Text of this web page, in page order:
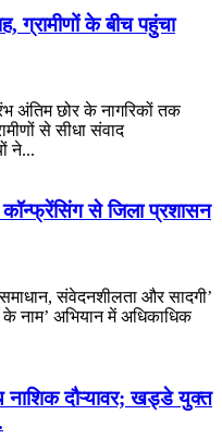
ग्रामीणों के बीच पहुंचा
अंतिम छोर के नागरिकों तक
से सीधा संवाद
ने...
कॉन्फ्रेंसिंग से जिला प्रशासन
संवेदनशीलता और सादगी’
के नाम’ अभियान में अधिकाधिक
नाशिक दौऱ्यावर; खड्डे युक्त